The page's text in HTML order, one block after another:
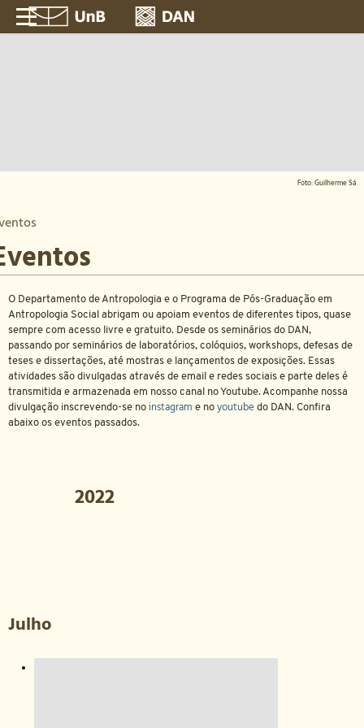
Foto: Guilherme Sá
O Departamento de Antropologia e o Programa de Pós-Graduação em
Antropologia Social abrigam ou apoiam eventos de diferentes tipos, quase
sempre com acesso livre e gratuito. Desde os seminários do DAN,
passando por seminários de laboratórios, colóquios, workshops, defesas de
teses e dissertações, até mostras e lançamentos de exposições. Essas
atividades são divulgadas através de email e redes sociais e parte deles é
transmitida e armazenada em nosso canal no Youtube. Acompanhe nossa
divulgação inscrevendo-se no instagram e no youtube do DAN. Confira
abaixo os eventos passados.
2022
Julho